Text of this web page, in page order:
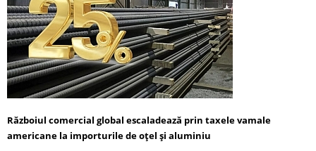
Războiul comercial global escaladează prin taxele vamale
americane la importurile de oțel și aluminiu